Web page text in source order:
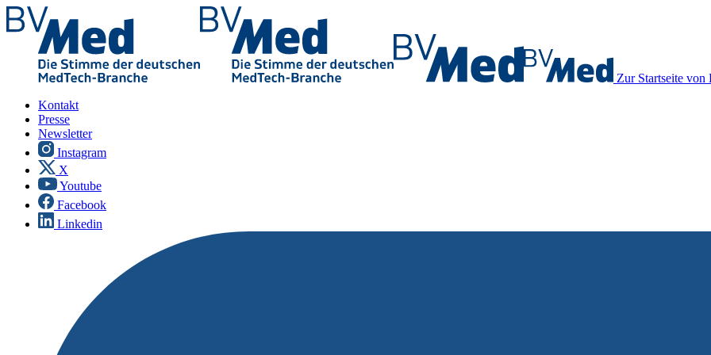
Zur Startseite
Kontakt
Presse
Newsletter
Instagram
X
Youtube
Facebook
Linkedin